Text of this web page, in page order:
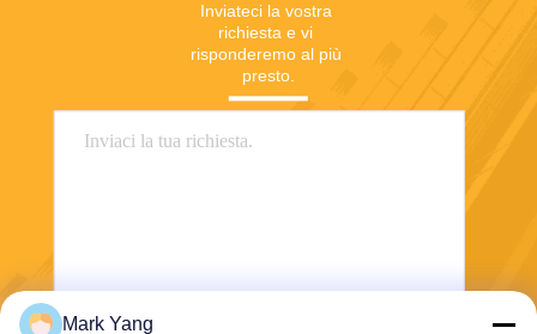
Inviateci la vostra
richiesta e vi
risponderemo al più
presto.
Mark Yang